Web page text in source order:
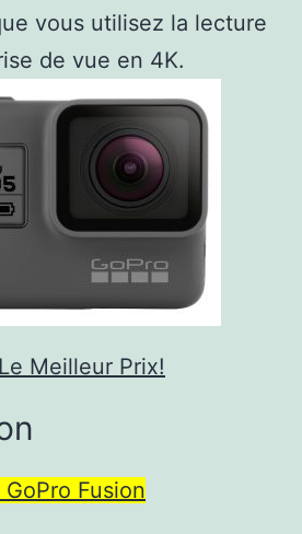
vous utilisez la lecture
de vue en 4K.
Meilleur Prix!
Fusion